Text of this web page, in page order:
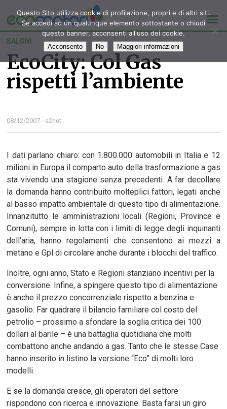
SALONI
EcoCity: Col Gas
rispetti l’ambiente
08/12/2007 - e2net
I dati parlano chiaro: con 1.800.000 automobili in Italia e 12
milioni in Europa il comparto auto della trasformazione a gas
sta vivendo una stagione senza precedenti. A far decollare
la domanda hanno contribuito molteplici fattori, legati anche
al basso impatto ambientale di questo tipo di alimentazione.
Innanzitutto le amministrazioni locali (Regioni, Province e
Comuni), sempre in lotta con i limiti di legge degli inquinanti
dell’aria, hanno regolamenti che consentono ai mezzi a
metano e Gpl di circolare anche durante i blocchi del traffico.
Inoltre, ogni anno, Stato e Regioni stanziano incentivi per la
conversione. Infine, a spingere questo tipo di alimentazione
è anche il prezzo concorrenziale rispetto a benzina e
gasolio. Far quadrare il bilancio familiare col costo del
petrolio – prossimo a sfondare la soglia critica dei 100
dollari al barile – è una battaglia quotidiana che molti
combattono anche andando a gas. Tanto che le stesse Case
hanno inserito in listino la versione “Eco” di molti loro
modelli.
E se la domanda cresce, gli operatori del settore
rispondono con ricerca e innovazione. Basta farsi un giro
Questo Sito utilizza cookie di profilazione, propri e di altri siti.
Se accedi ad un qualunque elemento sottostante o chiudi
questo banner, acconsenti all'uso dei cookie.
Acconsento No Maggiori informazioni